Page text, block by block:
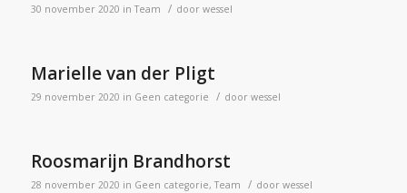
30 november 2020 inTeam / door wessel
Marielle van der Pligt
29 november 2020 in Geen categorie / door wessel
Roosmarijn Brandhorst
28 november 2020 in Geen categorie,Team / door wessel